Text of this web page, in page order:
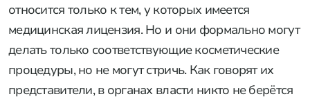
относится только к тем, у которых имеется
медицинская лицензия. Но и они формально могут
делать только соответствующие косметические
процедуры, но не могут стричь. Как говорят их
представители, в органах власти никто не берётся